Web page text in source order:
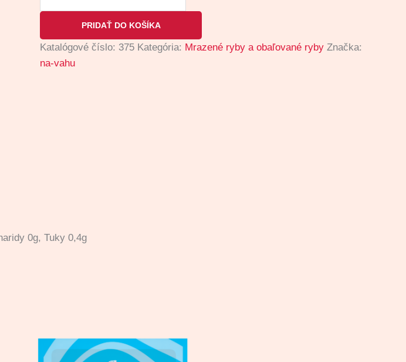
PRIDAŤ DO KOŠÍKA
Katalógové číslo: 375 Kategória: Mrazené ryby a obaľované ryby Značka:
na-vahu
0g, Tuky 0,4g